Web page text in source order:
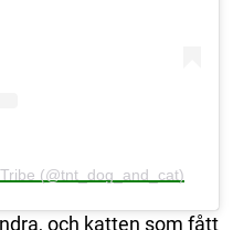
(@tnt_dog_and_cat)
och katten som fått